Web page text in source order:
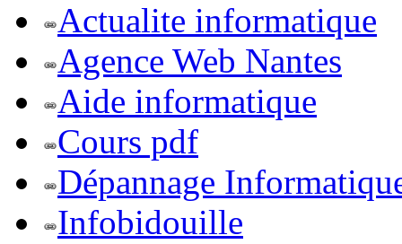
Actualite informatique
Agence Web Nantes
Aide informatique
Cours pdf
Dépannage
Infobidouille